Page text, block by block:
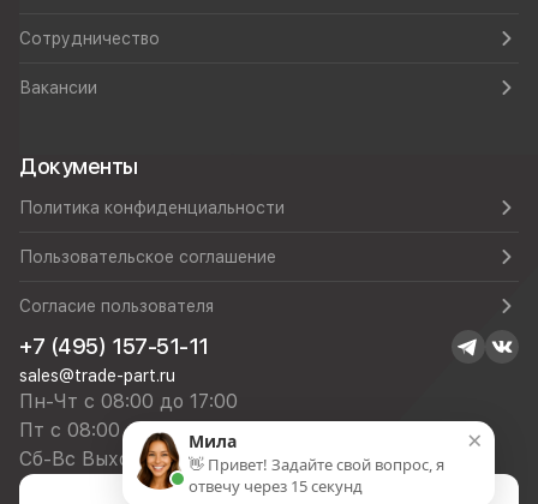
Сотрудничество
Вакансии
Документы
Политика конфиденциальности
Пользовательское соглашение
Согласие пользователя
+7 (495) 157-51-11
sales@trade-part.ru
Пн-Чт с 08:00 до 17:00
Пт с 08:00 до 16:00
Сб-Вс Выходной
×
Мила
👋 Привет! Задайте свой вопрос, я
отвечу через 15 секунд